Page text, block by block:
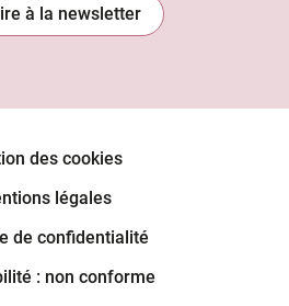
à la newsletter
des cookies
légales
de confidentialité
: non conforme